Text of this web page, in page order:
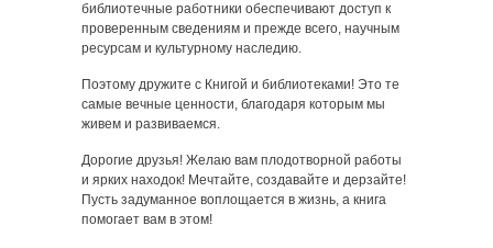
библиотечные работники обеспечивают доступ к
проверенным сведениям и прежде всего, научным
ресурсам и культурному наследию.
Поэтому дружите с Книгой и библиотеками! Это те
самые вечные ценности, благодаря которым мы
живем и развиваемся.
Дорогие друзья! Желаю вам плодотворной работы
и ярких находок! Мечтайте, создавайте и дерзайте!
Пусть задуманное воплощается в жизнь, а книга
помогает вам в этом!